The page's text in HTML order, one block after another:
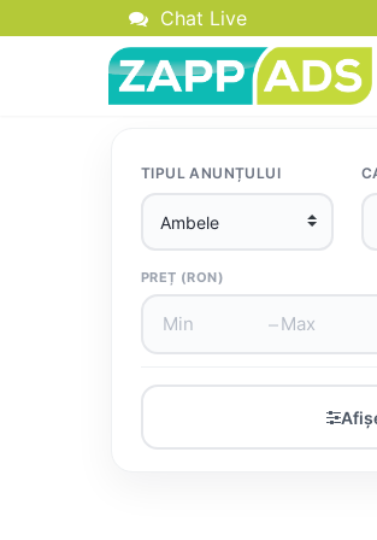
Chat Live
TIPUL ANUNȚULUI
PREȚ (RON)
–